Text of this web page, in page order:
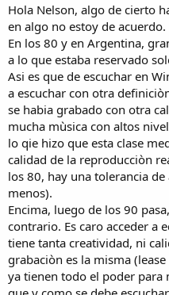
Hola Nelson, algo de cierto
en algo no estoy de acuerdo.
En los 80 y en Argentina,
a lo que estaba reservado
Asi es que de escuchar en
a escuchar con otra
se habia grabado con otra
mucha mùsica con altos
lo qie hizo que esta clase
calidad de la reproducciòn
los 80, hay una tolerancia
menos).
Encima, luego de los 90
contrario. Es caro acceder a
tiene tanta creatividad, ni
grabaciòn es la misma
ya tienen todo el poder para